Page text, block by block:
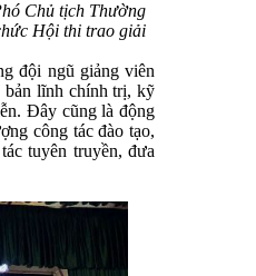
Chủ tịch Thường
Hội thi trao giải
đội ngũ giảng viên
bản lĩnh chính trị, kỹ
Đây cũng là động
công tác đào tạo,
tuyên truyền, đưa
sống.